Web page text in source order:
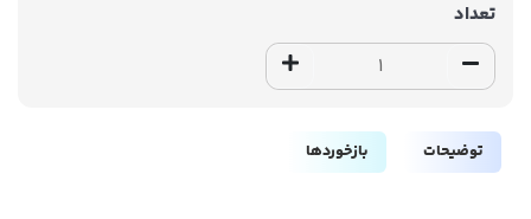
تعداد
توضیحات بازخوردها